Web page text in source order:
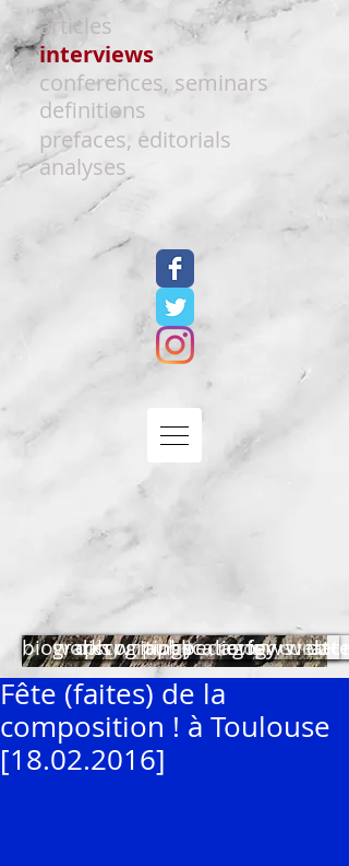
articles
interviews
conferences, seminars
definitions
prefaces, editorials
analyses
biography
works
discography
writings
publications
pedagogy
reviews
for curators
web+dates
Fête (faites) de la
composition ! à Toulouse
[18.02.2016]